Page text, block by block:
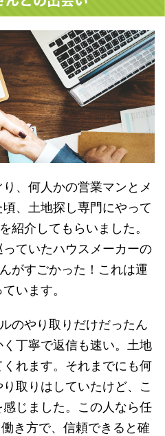
、何人かの営業マンとメ
、 土地探し専門にやって
紹介してもらいました。
ていたハウスメーカーの
がすごかった！これは運
います。
のやり取りだけだったん
丁寧で返信も速い。土地
れます。それまでにも何
取りはしていたけど、こ
じました。 この人なら任
き方で、信頼できると確